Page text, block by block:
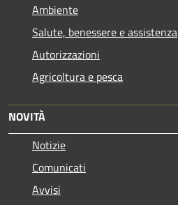
Ambiente
Salute, benessere e assistenza
Autorizzazioni
Agricoltura e pesca
NOVITÀ
Notizie
Comunicati
Avvisi